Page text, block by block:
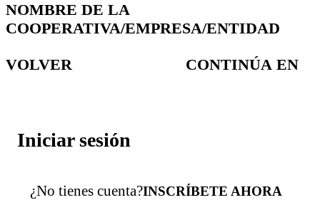
NOMBRE DE LA
COOPERATIVA/EMPRESA/ENTIDAD
VOLVER CONTINÚA EN
Iniciar sesión
¿No tienes cuenta?INSCRÍBETE AHORA